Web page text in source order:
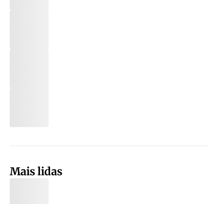
Mais lidas